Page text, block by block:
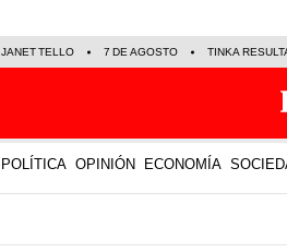
JANET TELLO 7 DE AGOSTO TINKA
POLÍTICA OPINIÓN ECONOMÍA